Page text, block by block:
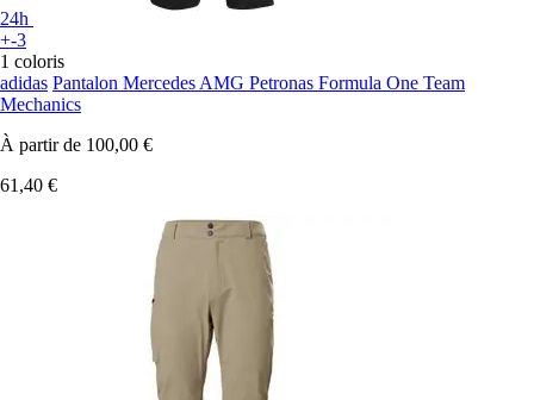
24h
+-3
1 coloris
adidas Pantalon Mercedes AMG Petronas Formula One Team
Mechanics
À partir de 100,00 €
61,40 €